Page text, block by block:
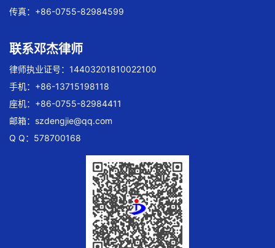
传真：+86-0755-82984599
联系邓杰律师
律师执业证号：14403201810022100
手机：+86-13715198118
座机：+86-0755-82984411
邮箱： szdengjie@qq.com
Q Q：578700168